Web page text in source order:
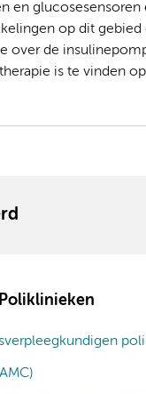
en glucosesensoren
op dit gebied
over de
is te vinden
Poliklinieken